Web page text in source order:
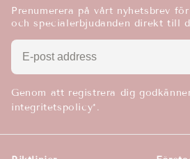
Prenumerera på vårt nyhetsbrev
och specialerbjudanden direkt till
Genom att registrera dig
integritetspolicy*.